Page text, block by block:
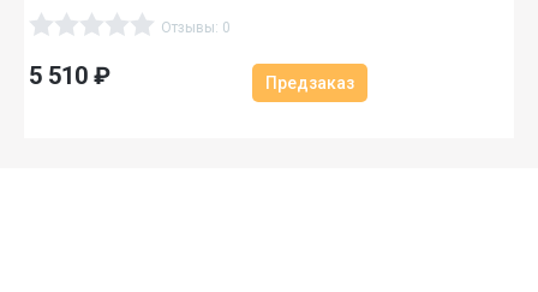
Отзывы: 0
5 510 ₽ Предзаказ